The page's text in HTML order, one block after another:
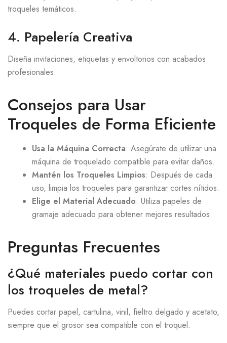
troqueles temáticos.
4. Papelería Creativa
Diseña invitaciones, etiquetas y envoltorios con acabados
profesionales.
Consejos para Usar
Troqueles de Forma Eficiente
Usa la Máquina Correcta: Asegúrate de utilizar una
máquina de troquelado compatible para evitar daños.
Mantén los Troqueles Limpios: Después de cada
uso, limpia los troqueles para garantizar cortes nítidos.
Elige el Material Adecuado: Utiliza papeles de
gramaje adecuado para obtener mejores resultados.
Preguntas Frecuentes
¿Qué materiales puedo cortar con
los troqueles de metal?
Puedes cortar papel, cartulina, vinil, fieltro delgado y acetato,
siempre que el grosor sea compatible con el troquel.